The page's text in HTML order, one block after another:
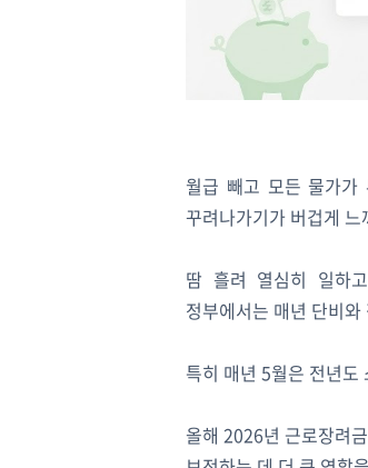
월급 빼고 모든 물가가
꾸려나가기가 버겁게 느
땀 흘려 열심히 일하
정부에서는 매년 단비
특히 매년 5월은 전년도
올해 2026년 근로장려